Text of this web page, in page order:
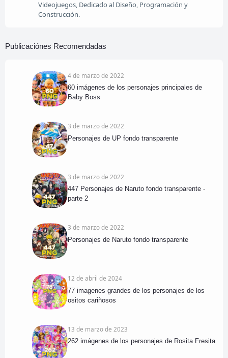
Videojuegos, Dedicado al Diseño, Programación y
Construcción.
Publicaciónes Recomendadas
4 de marzo de 2022
60 imágenes de los personajes principales de
Baby Boss
3 de marzo de 2022
Personajes de UP fondo transparente
3 de marzo de 2022
447 Personajes de Naruto fondo transparente -
parte 2
3 de marzo de 2022
Personajes de Naruto fondo transparente
12 de abril de 2024
77 imagenes grandes de los personajes de los
ositos cariñosos
13 de marzo de 2023
262 imágenes de los personajes de Rosita Fresita